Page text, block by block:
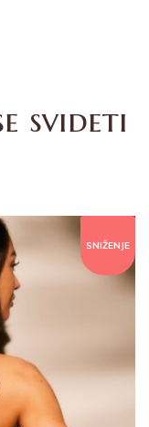
svideti
SNIŽENJE